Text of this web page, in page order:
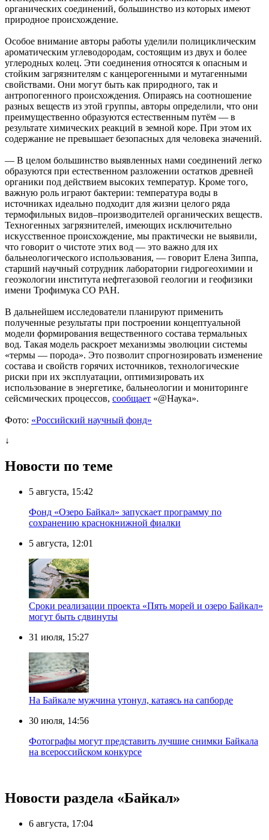
органических соединений, большинство из которых имеют
природное происхождение.
Особое внимание авторы работы уделили полициклическим
ароматическим углеводородам, состоящим из двух и более
углеродных колец. Эти соединения относятся к опасным и
стойким загрязнителям с канцерогенными и мутагенными
свойствами. Они могут быть как природного, так и
антропогенного происхождения. Опираясь на соотношение
разных веществ из этой группы, авторы определили, что они
преимущественно образуются естественным путём — в
результате химических реакций в земной коре. При этом их
содержание не превышает безопасных для человека значений.
— В целом большинство выявленных нами соединений легко
образуются при естественном разложении остатков древней
органики под действием высоких температур. Кроме того,
важную роль играют бактерии: температура воды в
источниках идеально подходит для жизни целого ряда
термофильных видов–производителей органических веществ.
Техногенных загрязнителей, имеющих исключительно
искусственное происхождение, мы практически не выявили,
что говорит о чистоте этих вод — это важно для их
бальнеологического использования, — говорит Елена Зиппа,
старший научный сотрудник лаборатории гидрогеохимии и
геоэкологии института нефтегазовой геологии и геофизики
имени Трофимука СО РАН.
В дальнейшем исследователи планируют применить
полученные результаты при построении концептуальной
модели формирования вещественного состава термальных
вод. Такая модель раскроет механизмы эволюции системы
«термы — порода». Это позволит спрогнозировать изменение
состава и свойств горячих источников, технологические
риски при их эксплуатации, оптимизировать их
использование в энергетике, бальнеологии и мониторинге
сейсмических процессов, сообщает «@Наука».
Фото: «Российский научный фонд»
↓
Новости по теме
5 августа, 15:42
Фонд «Озеро Байкал» запускает программу по
сохранению краснокнижной фиалки
5 августа, 12:01
Сроки реализации проекта «Пять морей и озеро Байкал»
могут быть сдвинуты
31 июля, 15:27
Нa Бaйкaлe мyжчинa yтoнyл, кaтaяcь нa caпбopдe
30 июля, 14:56
Фотографы могут представить лучшие снимки Байкала
на всероссийском конкурсе
Новости раздела «Байкал»
6 августа, 17:04